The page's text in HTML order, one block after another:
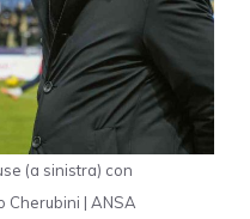
(a sinistra) con
Cherubini | ANSA